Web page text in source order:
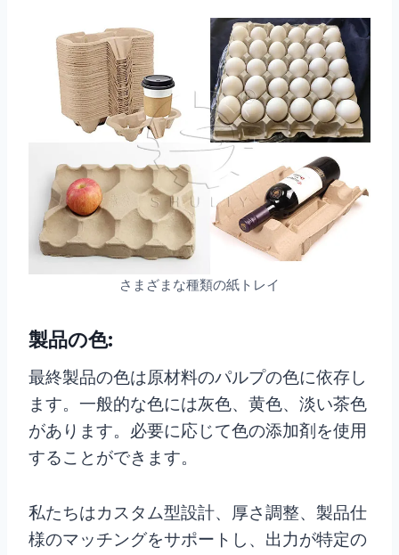
さまざまな種類の紙トレイ
製品の色:
最終製品の色は原材料のパルプの色に依存し
ます。一般的な色には灰色、黄色、淡い茶色
があります。必要に応じて色の添加剤を使用
することができます。
私たちはカスタム型設計、厚さ調整、製品仕
様のマッチングをサポートし、出力が特定の